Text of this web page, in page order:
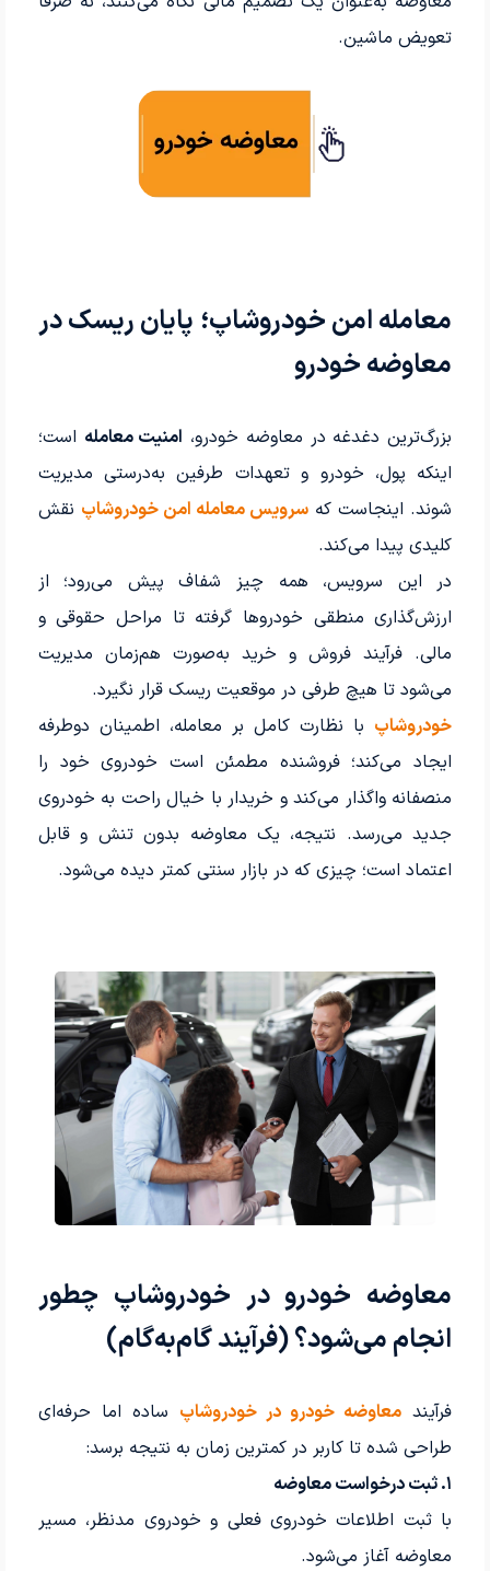
تعویض ماشین.
معامله امن خودروشاپ؛ پایان ریسک در
معاوضه خودرو
بزرگ‌ترین دغدغه در معاوضه خودرو، امنیت معامله است؛
اینکه پول، خودرو و تعهدات طرفین به‌درستی مدیریت
شوند. اینجاست که سرویس معامله امن خودروشاپ نقش
کلیدی پیدا می‌کند.
در این سرویس، همه چیز شفاف پیش می‌رود؛ از
ارزش‌گذاری منطقی خودروها گرفته تا مراحل حقوقی و
مالی. فرآیند فروش و خرید به‌صورت هم‌زمان مدیریت
می‌شود تا هیچ طرفی در موقعیت ریسک قرار نگیرد.
خودروشاپ با نظارت کامل بر معامله، اطمینان دوطرفه
ایجاد می‌کند؛ فروشنده مطمئن است خودروی خود را
منصفانه واگذار می‌کند و خریدار با خیال راحت به خودروی
جدید می‌رسد. نتیجه، یک معاوضه بدون تنش و قابل
اعتماد است؛ چیزی که در بازار سنتی کمتر دیده می‌شود.
معاوضه خودرو در خودروشاپ چطور
انجام می‌شود؟ (فرآیند گام‌به‌گام)
فرآیند معاوضه خودرو در خودروشاپ ساده اما حرفه‌ای
طراحی شده تا کاربر در کمترین زمان به نتیجه برسد:
۱. ثبت درخواست معاوضه
با ثبت اطلاعات خودروی فعلی و خودروی مدنظر، مسیر
معاوضه آغاز می‌شود.